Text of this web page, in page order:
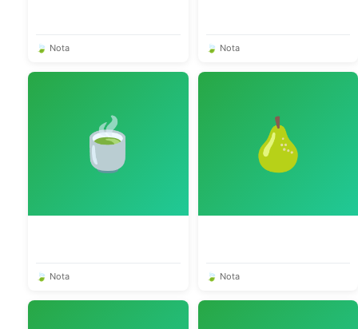
🍃 Nota 🍃 Nota
🍵
🍃 Nota
🍐
🍃 Nota